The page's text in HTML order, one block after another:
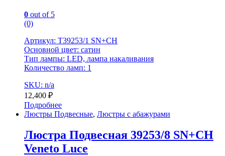
0 out of 5
(0)
Артикул: T39253/1 SN+CH
Основной цвет: сатин
Тип лампы: LED, лампа накаливания
Количество ламп: 1
SKU: n/a
12,400 ₽
Подробнее
Люстры Подвесные, Люстры с абажурами
Люстра Подвесная 39253/8 SN+CH
Veneto Luce